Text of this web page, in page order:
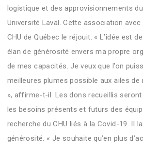
logistique et des approvisionnements
Université Laval. Cette association avec
CHU de Québec le réjouit. « L’idée est
élan de générosité envers ma propre
de mes capacités. Je veux que l’on
meilleures plumes possible aux ailes de
», affirme-t-il. Les dons recueillis
les besoins présents et futurs des
recherche du CHU liés à la Covid-19. Il
générosité. « Je souhaite qu’en plus